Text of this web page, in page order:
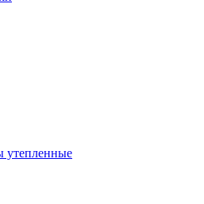
утепленные